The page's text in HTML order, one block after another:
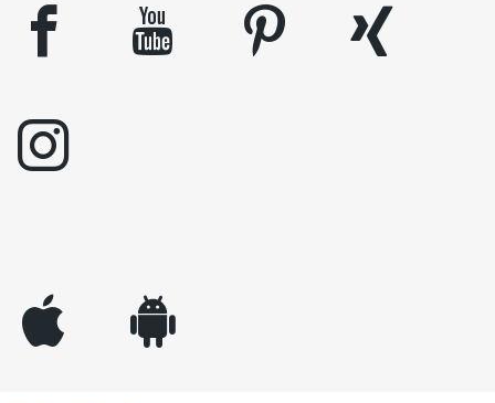
facebook youtube pinterest
xing
instagram
appleinc android